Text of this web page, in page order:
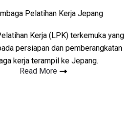
Kerja (LPK) terkemuka yang
persiapan dan pemberangkatan
kerja terampil ke Jepang.
Read More